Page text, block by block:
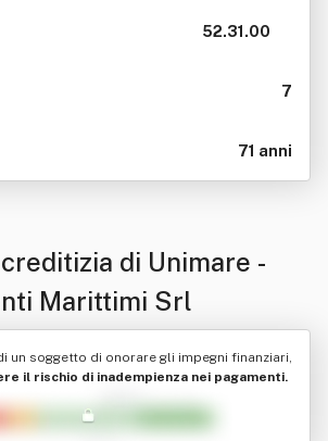
52.31.00
7
71 anni
di Unimare -
Marittimi Srl
un soggetto di onorare gli impegni finanziari,
il rischio di inadempienza nei pagamenti.